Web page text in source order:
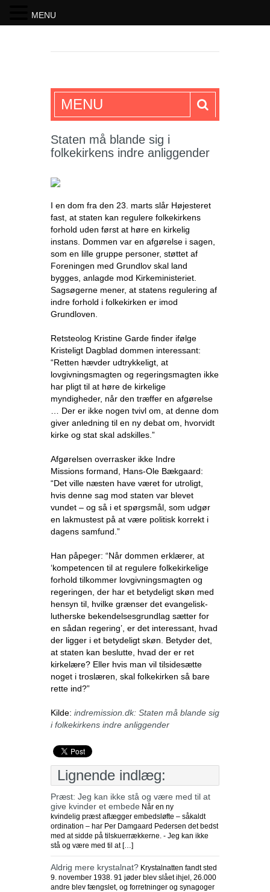
SKRIFTEN
MENU
Staten må blande sig i
folkekirkens indre anliggender
I en dom fra den 23. marts slår Højesteret
fast, at staten kan regulere folkekirkens
forhold uden først at høre en kirkelig
instans. Dommen var en afgørelse i sagen,
som en lille gruppe personer, støttet af
Foreningen med Grundlov skal land
bygges, anlagde mod Kirkeministeriet.
Sagsøgerne mener, at statens regulering af
indre forhold i folkekirken er imod
Grundloven.
Retsteolog Kristine Garde finder ifølge
Kristeligt Dagblad dommen interessant:
“Retten hævder udtrykkeligt, at
lovgivningsmagten og regeringsmagten ikke
har pligt til at høre de kirkelige
myndigheder, når den træffer en afgørelse
… Der er ikke nogen tvivl om, at denne dom
giver anledning til en ny debat om, hvorvidt
kirke og stat skal adskilles.”
Afgørelsen overrasker ikke Indre
Missions formand, Hans-Ole Bækgaard:
“Det ville næsten have været for utroligt,
hvis denne sag mod staten var blevet
vundet – og så i et spørgsmål, som udgør
en lakmustest på at være politisk korrekt i
dagens samfund.”
Han påpeger: “Når dommen erklærer, at
‘kompetencen til at regulere folkekirkelige
forhold tilkommer lovgivningsmagten og
regeringen, der har et betydeligt skøn med
hensyn til, hvilke grænser det evangelisk-
lutherske bekendelsesgrundlag sætter for
en sådan regering’, er det interessant, hvad
der ligger i et betydeligt skøn. Betyder det,
at staten kan beslutte, hvad der er ret
kirkelære? Eller hvis man vil tilsidesætte
noget i troslæren, skal folkekirken så bare
rette ind?”
Kilde: indremission.dk: Staten må blande sig
i folkekirkens indre anliggender
Lignende indlæg:
Præst: Jeg kan ikke stå og være med til at
give kvinder et embede Når en ny
kvindelig præst aflægger embedsløfte – såkaldt
ordination – har Per Damgaard Pedersen det bedst
med at sidde på tilskuerrækkerne. - Jeg kan ikke
stå og være med til at […]
Aldrig mere krystalnat? Krystalnatten fandt sted
9. november 1938. 91 jøder blev slået ihjel, 26.000
andre blev fængslet, og forretninger og synagoger
MENU